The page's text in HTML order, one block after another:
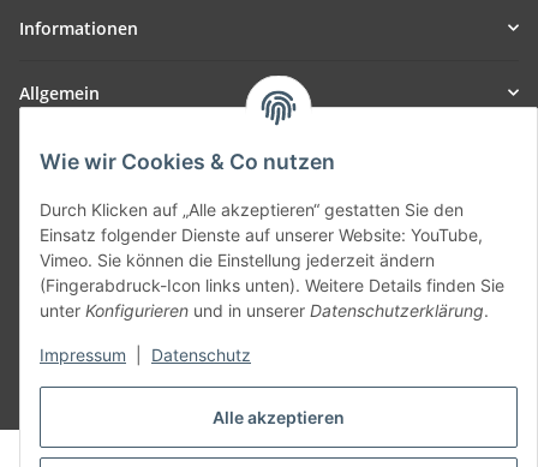
Alle akzeptieren
Wie wir Cookies & Co nutzen
Durch Klicken auf „Alle akzeptieren“ gestatten Sie den
Einsatz folgender Dienste auf unserer Website: YouTube,
Vimeo. Sie können die Einstellung jederzeit ändern
(Fingerabdruck-Icon links unten). Weitere Details finden Sie
unter Konfigurieren und in unserer Datenschutzerklärung.
Impressum Datenschutz
Informationen
Allgemein
Teil unseres Netzwerks:
Vertrag widerrufen
© voltmaster.de